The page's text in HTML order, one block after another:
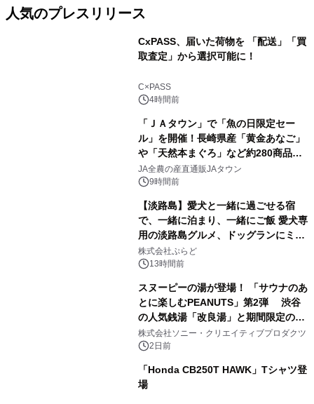
人気のプレスリリース
CxPASS、届いた荷物を 「配送」「買
取査定」から選択可能に！
C×PASS
4時間前
「ＪＡタウン」で「魚の日限定セー
ル」を開催！長崎県産「黄金あなご」
や「天然本まぐろ」など約280商品を
販売！～毎月１０日の定例企画～
JA全農の産直通販JAタウン
9時間前
【淡路島】愛犬と一緒に過ごせる宿
で、一緒に泊まり、一緒にご飯 愛犬専
用の淡路島グルメ、ドッグランにミニ
プール グランピングとトレーラーハウ
スの2施設で
株式会社ぷらど
13時間前
スヌーピーの湯が登場！ 「サウナのあ
とに楽しむPEANUTS」第2弾 渋谷
の人気銭湯「改良湯」と期間限定のコ
ラボレーション サウナイキタイコラ
ボグッズも発売決定！
株式会社ソニー・クリエイティブプロダクツ
2日前
「Honda CB250T HAWK」Tシャツ登
場